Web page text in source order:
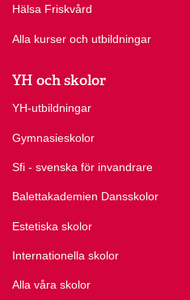
Hälsa Friskvård
Alla kurser och utbildningar
YH och skolor
YH-utbildningar
Gymnasieskolor
Sfi - svenska för invandrare
Balettakademien Dansskolor
Estetiska skolor
Internationella skolor
Alla våra skolor